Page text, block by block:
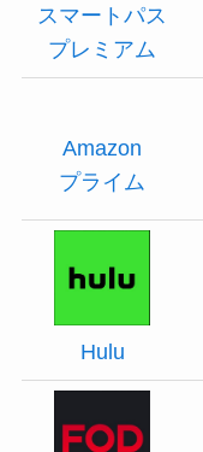
スマートパス
プレミアム
Amazon
プライム
Hulu